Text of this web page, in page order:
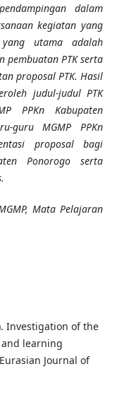
dalam
kegiatan yang
utama adalah
pembuatan PTK serta
proposal PTK. Hasil
judul-judul PTK
PPKn Kabupaten
guru MGMP PPKn
proposal bagi
Ponorogo serta
Mata Pelajaran
Investigation of the
learning
Journal of